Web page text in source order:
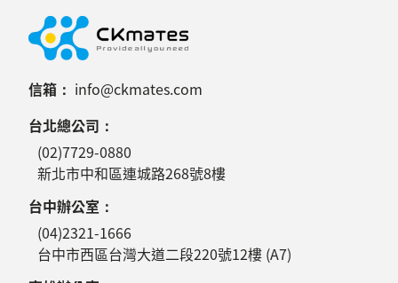
信箱： info@ckmates.com
台北總公司：
(02)7729-0880
新北市中和區連城路268號8樓
台中辦公室：
(04)2321-1666
台中市西區台灣大道二段220號12樓 (A7)